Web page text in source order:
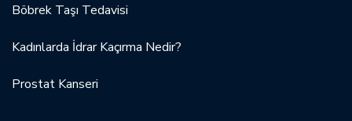
Böbrek Taşı Tedavisi
Kadınlarda İdrar Kaçırma Nedir?
Prostat Kanseri